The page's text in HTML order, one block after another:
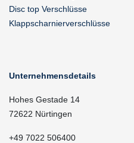
Disc top Verschlüsse
Klappscharnierverschlüsse
Unternehmensdetails
Hohes Gestade 14
72622 Nürtingen
+49 7022 506400